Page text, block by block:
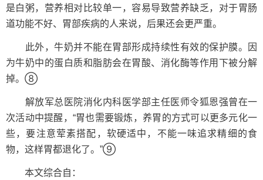
是白粥，营养相对比较单一，容易导致营养缺乏，对于胃肠
道功能不好、胃部疾病的人来说，后果还会更严重。
此外，牛奶并不能在胃部形成持续性有效的保护膜。因
为牛奶中的蛋白质和脂肪会在胃酸、消化酶等作用下被分解
掉。⑧
解放军总医院消化内科医学部主任医师令狐恩强曾在一
次活动中提醒，“胃也需要锻炼，养胃的方式可以更多元化一
些，要注意荤素搭配，软硬适中，不能一味追求精细的食
物，这样胃都退化了。”⑨
本文综合自：